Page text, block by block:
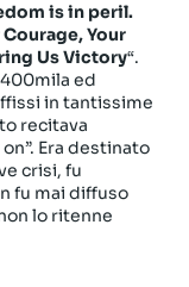
is in peril.
Courage, Your
Us Victory“.
ed
in tantissime
recitava
Era destinato
crisi, fu
fu mai diffuso
lo ritenne